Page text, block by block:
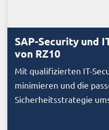
SAP-Security und
von RZ10
Mit qualifizierten IT-
minimieren und die
Sicherheitsstrategie